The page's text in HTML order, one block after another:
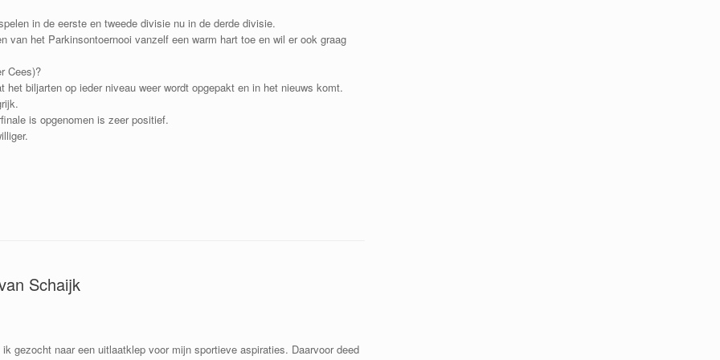
in de eerste en tweede divisie nu in de derde divisie.
van het Parkinsontoernooi vanzelf een warm hart toe en wil er ook graag
Cees)?
biljarten op ieder niveau weer wordt opgepakt en in het nieuws komt.
is opgenomen is zeer positief.
Schaijk
gezocht naar een uitlaatklep voor mijn sportieve aspiraties. Daarvoor deed